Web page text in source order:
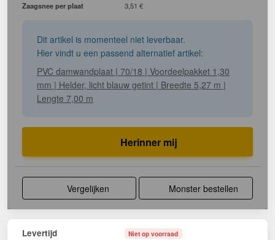
Zaagsnee per plaat 3,51 €
Dit artikel is momenteel niet leverbaar.
Hier vindt u een passend alternatief artikel:
PVC damwandplaat | 70/18 | Voordeelpakket 1,30
mm | Helder, licht blauw getint | Breedte 5,27 m |
Lengte 7,00 m
Herinner mij
Vergelijken Monster bestellen
Levertijd Niet op voorraad